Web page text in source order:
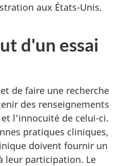
aux États-Unis.
d'un essai
de faire une recherche
des renseignements
l'innocuité de celui-ci.
pratiques cliniques,
doivent fournir un
leur participation. Le